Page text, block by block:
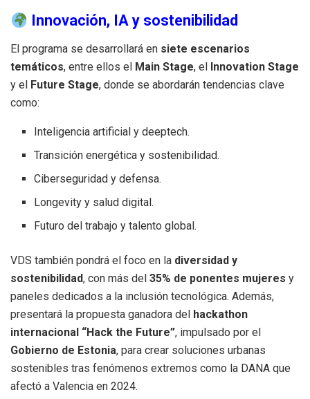
Innovación, IA y sostenibilidad
El programa se desarrollará en siete escenarios
temáticos, entre ellos el Main Stage, el
Innovation Stage
y el
Future Stage, donde se abordarán tendencias clave
como:
Inteligencia artificial y deeptech.
Transición energética y sostenibilidad.
Ciberseguridad y defensa.
Longevity y salud digital.
Futuro del trabajo y talento global.
VDS también pondrá el foco en la diversidad y
sostenibilidad, con más del 35% de ponentes mujeres y
paneles dedicados a la inclusión tecnológica. Además,
presentará la propuesta ganadora del
hackathon
internacional “Hack the Future”, impulsado por el
Gobierno de Estonia, para crear soluciones urbanas
sostenibles tras fenómenos extremos como la DANA que
afectó a Valencia en 2024.